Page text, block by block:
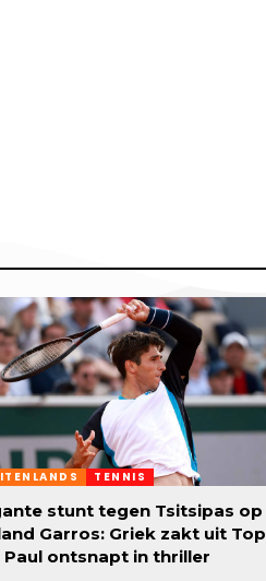
TENNIS
stunt tegen Tsitsipas op
Garros: Griek zakt uit Top
Paul ontsnapt in thriller